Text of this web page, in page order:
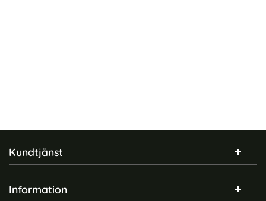
Sidfot Blandad info och länkar
Kundtjänst
Information